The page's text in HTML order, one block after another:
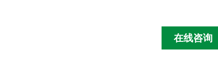
在线咨询